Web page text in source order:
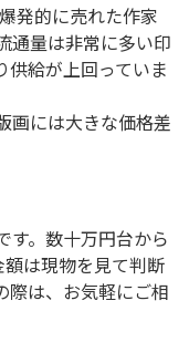
発的に売れた作家
通量は非常に多い印
供給が上回っていま
画には大きな価格差
す。数十万円台から
は現物を見て判断
際は、お気軽にご相